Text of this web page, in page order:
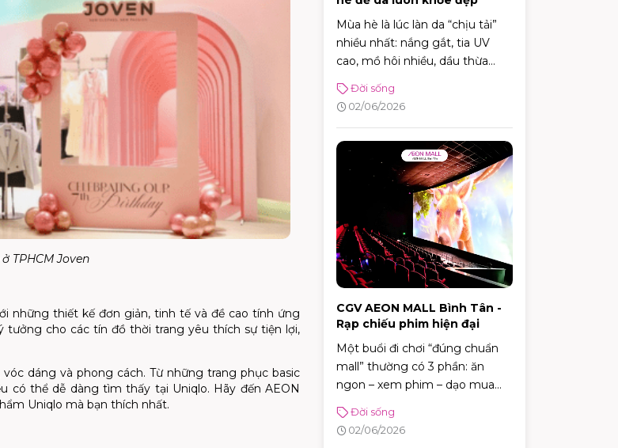
TPHCM Joven
những thiết kế đơn giản, tinh tế và đề cao tính ứng
tưởng cho các tín đồ thời trang yêu thích sự tiện lợi,
dáng và phong cách. Từ những trang phục basic
thể dễ dàng tìm thấy tại Uniqlo. Hãy đến AEON
Uniqlo mà bạn thích nhất.
Mùa hè là lúc làn da “chịu tải”
nhiều nhất: nắng gắt, tia UV
cao, mồ hôi nhiều, dầu thừa
da vừa dễ đổ dầu – bít tắc, vừa
có thể khô căng – kích ứng. Tin
phức tạp. Chỉ cần nắm đúng vài
nguyên tắc: làm sạch vừa đủ,
dưỡng ẩm nhẹ, chống nắng
đúng cách và xử lý mồ hôi
thông minh, da sẽ dễ “ổn định”
hơn hẳn.
Đời sống
02/06/2026
CGV AEON MALL Bình Tân -
Rạp chiếu phim hiện đại
Một buổi đi chơi “đúng chuẩn
mall” thường có 3 phần: ăn
ngon – xem phim – dạo mua
rạp chiếu vừa tiện di chuyển,
vừa có nhiều lựa chọn định
Đời sống
02/06/2026